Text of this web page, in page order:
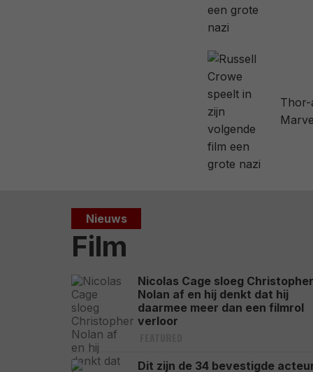
Thor-
Nieuws
Film
Nicolas Cage sloeg Christopher
Nolan af en hij denkt dat hij
daarmee meer dan een filmrol
verloor
Dit zijn de 34 bevestigde